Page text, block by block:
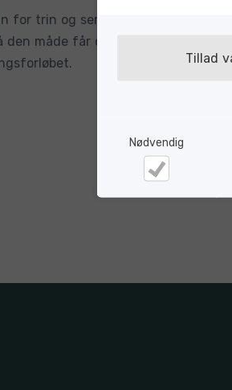
Tillad
Nødvendig
for trin og sender automatisk
den måde får du mere tid, færre fejl